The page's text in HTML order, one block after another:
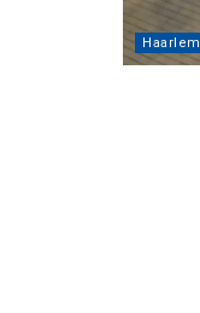
Haarlem